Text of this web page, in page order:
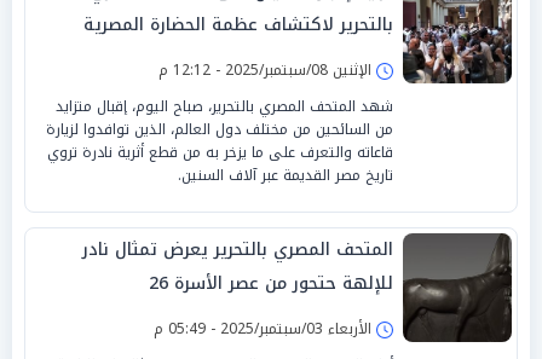
بالتحرير لاكتشاف عظمة الحضارة المصرية
الإثنين 08/سبتمبر/2025 - 12:12 م
شهد المتحف المصري بالتحرير، صباح اليوم، إقبال متزايد
من السائحين من مختلف دول العالم، الذين توافدوا لزيارة
قاعاته والتعرف على ما يزخر به من قطع أثرية نادرة تروي
تاريخ مصر القديمة عبر آلاف السنين.
المتحف المصري بالتحرير يعرض تمثال نادر
للإلهة حتحور من عصر الأسرة 26
الأربعاء 03/سبتمبر/2025 - 05:49 م